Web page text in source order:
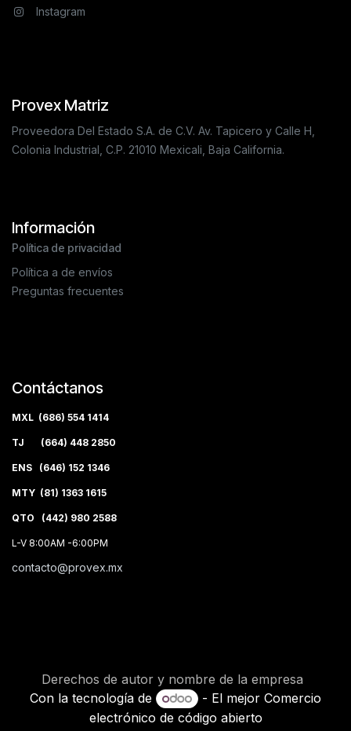
Instagram
Provex Matriz
Proveedora Del Estado S.A. de C.V. Av. Tapicero y Calle H,
Colonia Industrial, C.P. 21010 Mexicali, Baja California.
Información
Política de privacidad
Política a de envíos
Preguntas frecuentes
Contáctanos
MXL (686) 554 1414
TJ (664) 448 2850
ENS (646) 152 1346
MTY (81) 1363 1615
QTO (442) 980 2588
L-V 8:00AM -6:00PM
contacto@provex.mx
Derechos de autor y nombre de la empresa
Con la tecnología de
- El mejorComercio
electrónico de código abierto